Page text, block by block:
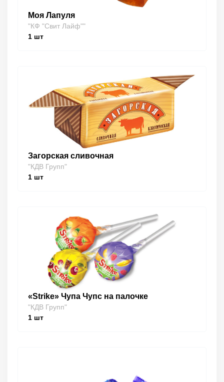
Моя Лапуля
"КФ "Свит Лайф""
1 шт
Загорская сливочная
"КДВ Групп"
1 шт
«Strike» Чупа Чупс на палочке
"КДВ Групп"
1 шт